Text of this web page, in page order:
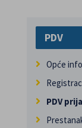
PDV
Opće
PDV